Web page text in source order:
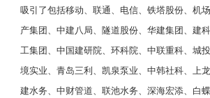
吸引了包括移动、 联通、电信、铁塔股份、机
产集团、中建八局、隧道股份、华建集团、建
工集团、中国建研院、环科院、中联重科、城
境实业、青岛三利、凯泉泵业、中韩社科、上
建水务、中财管道、联池水务、深海宏添、白